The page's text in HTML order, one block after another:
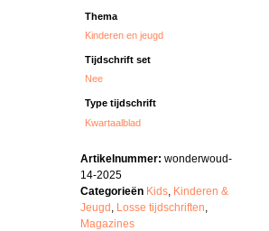
Thema
Kinderen en jeugd
Tijdschrift set
Nee
Type tijdschrift
Kwartaalblad
Artikelnummer: wonderwoud-
14-2025
Categorieën Kids Kinderen &
Jeugd Losse tijdschriften
Magazines